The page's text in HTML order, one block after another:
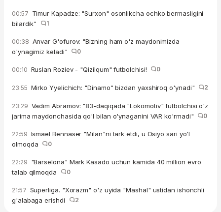
00:57 Timur Kapadze: "Surxon" osonlikcha ochko bermasligini
bilardik"
1
00:38 Anvar G'ofurov: "Bizning ham o'z maydonimizda
o'ynagimiz keladi"
0
00:10 Ruslan Roziev - "Qizilqum" futbolchisi! 0
23:55 Mirko Yyelichich: "Dinamo" bizdan yaxshiroq o'ynadi" 2
23:29 Vadim Abramov: "83-daqiqada "Lokomotiv" futbolchisi o'z
jarima maydonchasida qo'l bilan o'ynaganini VAR ko'rmadi"
0
22:59 Ismael Bennaser "Milan"ni tark etdi, u Osiyo sari yo'l
olmoqda
0
22:29 "Barselona" Mark Kasado uchun kamida 40 million evro
talab qilmoqda
0
21:57 Superliga. "Xorazm" o'z uyida "Mashal" ustidan ishonchli
g'alabaga erishdi
2